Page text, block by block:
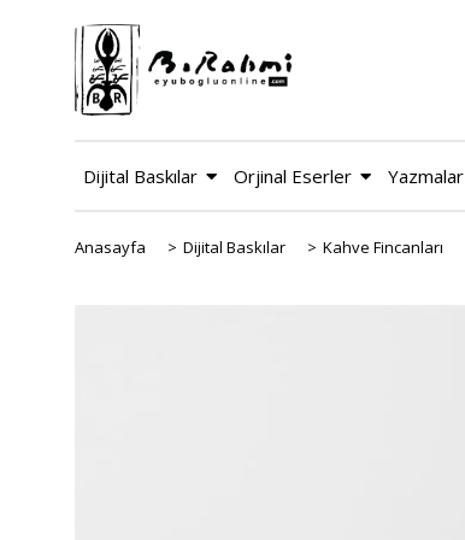
Dijital Baskılar Orjinal Eserler Yazmalar
Anasayfa > Dijital Baskılar > Kahve Fincanları